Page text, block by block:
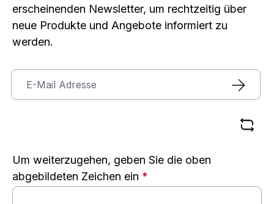
erscheinenden Newsletter, um rechtzeitig über
neue Produkte und Angebote informiert zu
werden.
Um weiterzugehen, geben Sie die oben
abgebildeten Zeichen ein *